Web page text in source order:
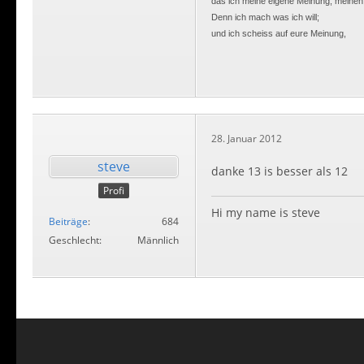
Denn ich mach was ich will;
und ich scheiss auf eure Meinung,
steve
Profi
Beiträge
684
Geschlecht
Männlich
28. Januar 2012
danke 13 is besser als 12
Hi my name is steve